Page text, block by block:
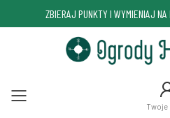
ZBIERAJ PUNKTY I WYMIENIAJ NA
Menu Twoje